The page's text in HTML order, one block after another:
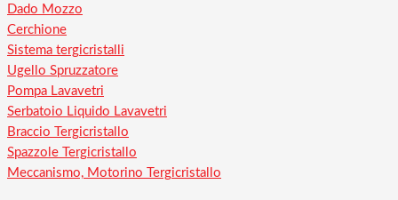
Dado Mozzo
Cerchione
Sistema tergicristalli
Ugello Spruzzatore
Pompa Lavavetri
Serbatoio Liquido Lavavetri
Braccio Tergicristallo
Spazzole Tergicristallo
Meccanismo, Motorino Tergicristallo